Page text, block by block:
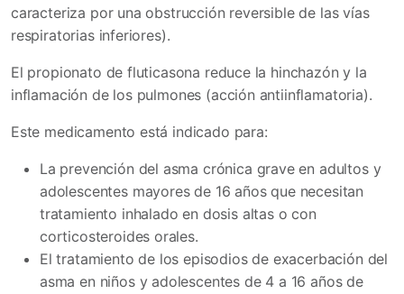
caracteriza por una obstrucción reversible de las vías
respiratorias inferiores).
El propionato de fluticasona reduce la hinchazón y la
inflamación de los pulmones (acción antiinflamatoria).
Este medicamento está indicado para:
La prevención del asma crónica grave en adultos y
adolescentes mayores de 16 años que necesitan
tratamiento inhalado en dosis altas o con
corticosteroides orales.
El tratamiento de los episodios de exacerbación del
asma en niños y adolescentes de 4 a 16 años de